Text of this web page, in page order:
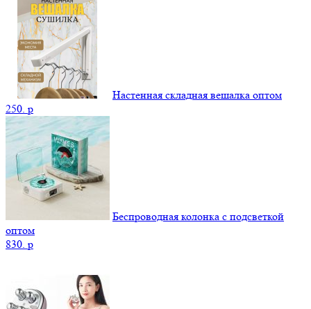
Настенная складная вешалка оптом
250. p
Беспроводная колонка с подсветкой
оптом
830. p